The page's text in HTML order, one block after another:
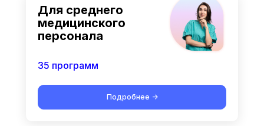
Для среднего
медицинского
персонала
35 программ
Подробнее ->